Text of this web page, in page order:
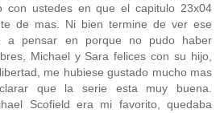
con ustedes en que el capitulo 23x04
de mas. Ni bien termine de ver ese
a pensar en porque no pudo haber
Michael y Sara felices con su hijo,
me hubiese gustado mucho mas
que la serie esta muy buena.
Scofield era mi favorito, quedaba